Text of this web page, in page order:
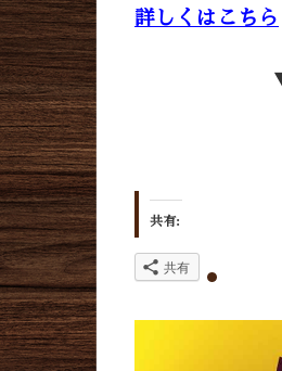
詳しくはこちら
共有:
共有